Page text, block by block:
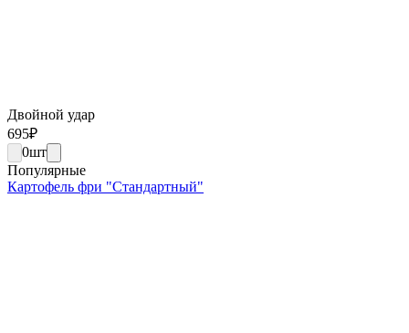
Двойной удар
695₽
0шт
Популярные
Картофель фри "Стандартный"